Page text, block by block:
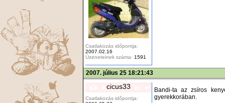
Csatlakozás időpontja:
2007.02.16
Üzeneteinek száma: 1591
2007. július 25 18:21:43
cicus33
Csatlakozás időpontja:
Bandi-ta az zsíros
gyerekkorában.